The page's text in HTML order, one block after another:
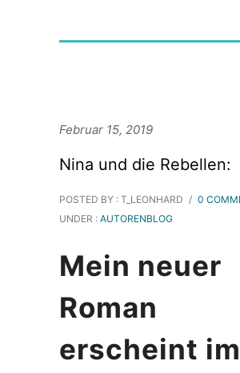
Februar 15, 2019
Nina und die Rebellen:
POSTED BY : T_LEONHARD / 0
UNDER : AUTORENBLOG
Mein neuer
Roman
erscheint im